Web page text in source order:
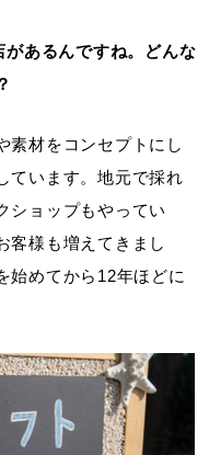
あるんですね。どんな
素材をコンセプトにし
ています。地元で採れ
ショップもやってい
客様も増えてきまし
始めてから12年ほどに